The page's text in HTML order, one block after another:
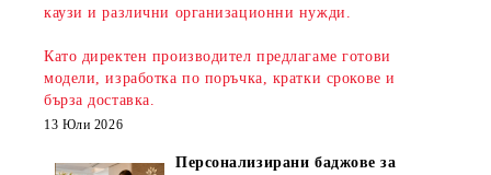
каузи и различни организационни нужди.
Като директен производител предлагаме готови
модели, изработка по поръчка, кратки срокове и
бърза доставка.
13 Юли 2026
Персонализирани баджове за